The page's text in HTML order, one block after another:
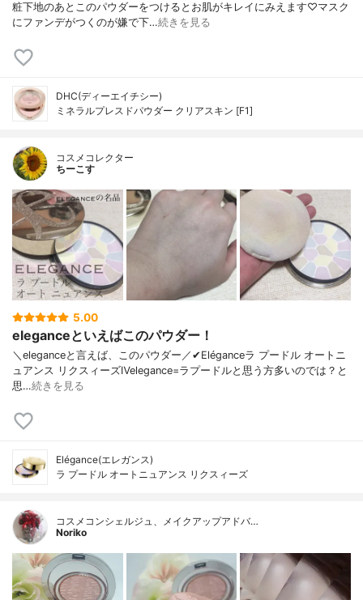
粧下地のあとこのパウダーをつけるとお肌がキレイにみえます♡マスク
にファンデがつくのが嫌で下…続きを見る
DHC(ディーエイチシー)
ミネラルプレスドパウダー クリアスキン [F1]
コスメコレクター
ちーこす
5.00
eleganceといえばこのパウダー！
＼eleganceと言えば、このパウダー／✔︎Eléganceラ プードル オートニ
ュアンス リクスィーズⅣelegance=ラプードルと思う方多いのでは？と
思…続きを見る
Elégance(エレガンス)
ラ プードル オートニュアンス リクスィーズ
コスメコンシェルジュ、メイクアップアドバ…
Noriko